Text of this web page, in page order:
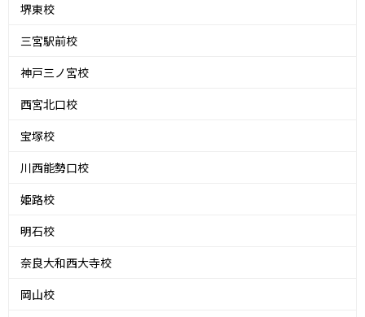
堺東校
三宮駅前校
神戸三ノ宮校
西宮北口校
宝塚校
川西能勢口校
姫路校
明石校
奈良大和西大寺校
岡山校